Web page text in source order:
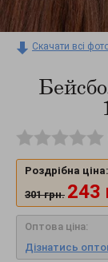
Скачати всі
Роздрібна ціна:
301 грн. 243
Оптова ціна:
Дізнатись